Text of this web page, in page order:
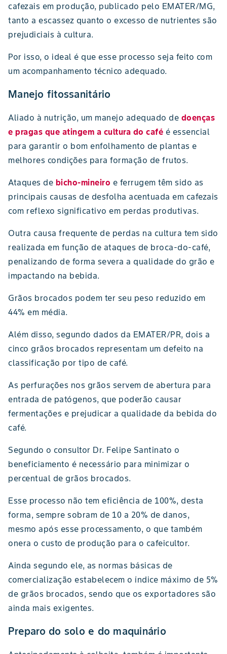
cafezais em produção, publicado pelo EMATER/MG,
tanto a escassez quanto o excesso de nutrientes são
prejudiciais à cultura.
Por isso, o ideal é que esse processo seja feito com
um acompanhamento técnico adequado.
Manejo fitossanitário
Aliado à nutrição, um manejo adequado de doenças
e pragas que atingem a cultura do café é essencial
para garantir o bom enfolhamento de plantas e
melhores condições para formação de frutos.
Ataques de bicho-mineiro e ferrugem têm sido as
principais causas de desfolha acentuada em cafezais
com reflexo significativo em perdas produtivas.
Outra causa frequente de perdas na cultura tem sido
realizada em função de ataques de broca-do-café,
penalizando de forma severa a qualidade do grão e
impactando na bebida.
Grãos brocados podem ter seu peso reduzido em
44% em média.
Além disso, segundo dados da EMATER/PR, dois a
cinco grãos brocados representam um defeito na
classificação por tipo de café.
As perfurações nos grãos servem de abertura para
entrada de patógenos, que poderão causar
fermentações e prejudicar a qualidade da bebida do
café.
Segundo o consultor Dr. Felipe Santinato o
beneficiamento é necessário para minimizar o
percentual de grãos brocados.
Esse processo não tem eficiência de 100%, desta
forma, sempre sobram de 10 a 20% de danos,
mesmo após esse processamento, o que também
onera o custo de produção para o cafeicultor.
Ainda segundo ele, as normas básicas de
comercialização estabelecem o índice máximo de 5%
de grãos brocados, sendo que os exportadores são
ainda mais exigentes.
Preparo do solo e do maquinário